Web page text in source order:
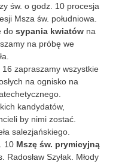
św. o godz. 10 procesja
Msza św. południowa.
do sypania kwiatów na
na próbę we
zapraszamy wszystkie
na ognisko na
kandydatów,
by nimi zostać.
salezjańskiego.
10 Mszę św. prymicyjną
Szyłak. Młody